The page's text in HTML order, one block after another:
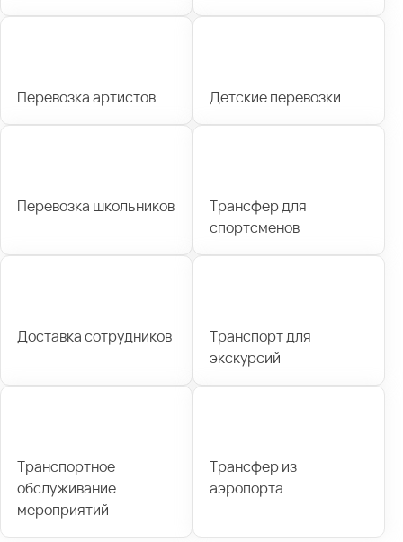
Перевозка артистов Детские перевозки
Перевозка школьников
Трансфер для
спортсменов
Доставка сотрудников
Транспорт для
экскурсий
Транспортное
обслуживание
мероприятий
Трансфер из
аэропорта